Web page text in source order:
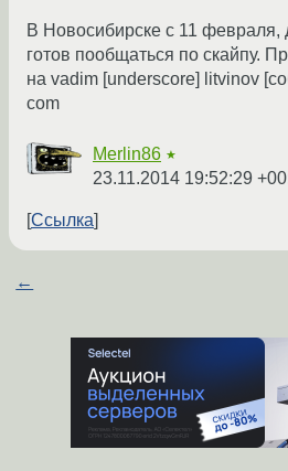
В Новосибирске с 11 февраля,
готов пообщаться по скайпу.
на vadim [underscore] litvinov
com
Merlin86 ★
23.11.2014 19:52:29
Ссылка
←